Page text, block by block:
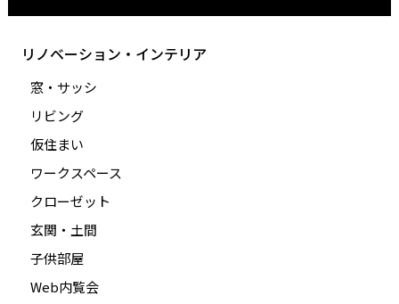
リノベーション・インテリア
窓・サッシ
リビング
仮住まい
ワークスペース
クローゼット
玄関・土間
子供部屋
Web内覧会